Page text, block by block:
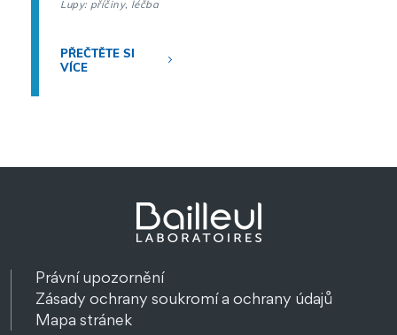
Lupy: příčiny, léčba
PŘEČTĚTE SI
VÍCE
Právní upozornění
Zásady ochrany soukromí a ochrany údajů
Mapa stránek